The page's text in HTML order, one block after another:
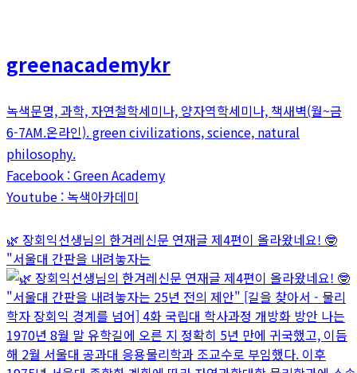
greenacademykr
녹색문명, 과학, 자연철학세미나, 양자역학세미나, 책새벽(월~금
6-7AM.온라인). green civilizations, science, natural
philosophy.
Facebook : Green Academy
Youtube : 녹색아카데미
🌿 장회익선생님의 한겨레신문 연재글 제4편이 올라왔네요! 🤓
"서울대 간판을 내려놓자는